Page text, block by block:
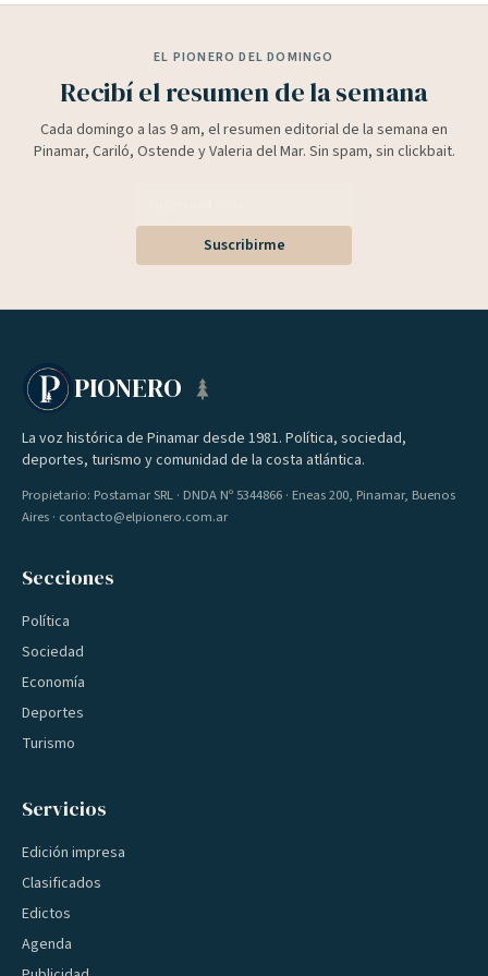
EL PIONERO DEL DOMINGO
Recibí el resumen de la semana
Cada domingo a las 9 am, el resumen editorial de la semana en
Pinamar, Cariló, Ostende y Valeria del Mar. Sin spam, sin clickbait.
Suscribirme
PIONERO
La voz histórica de Pinamar desde 1981. Política, sociedad,
deportes, turismo y comunidad de la costa atlántica.
Propietario: Postamar SRL · DNDA Nº 5344866 · Eneas 200, Pinamar, Buenos
Aires · contacto@elpionero.com.ar
Secciones
Política
Sociedad
Economía
Deportes
Turismo
Servicios
Edición impresa
Clasificados
Edictos
Agenda